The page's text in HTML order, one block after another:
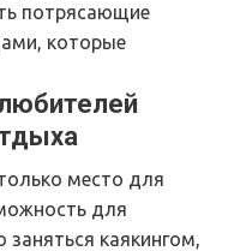
потрясающие
которые
место для
для
каякингом,